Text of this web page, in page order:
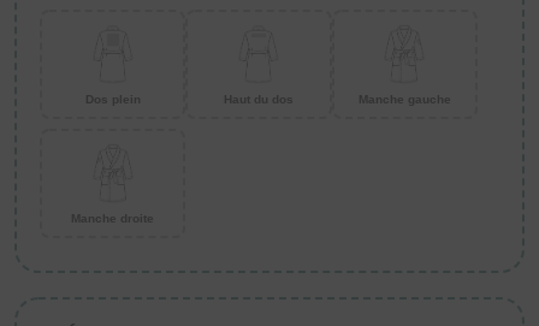
Dos plein Haut du dos Manche gauche
Manche droite